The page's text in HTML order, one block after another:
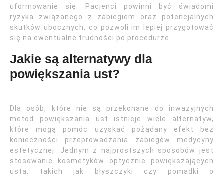
uformowanie się. Pacjenci powinni być świadomi
ryzyka związanego z zabiegiem oraz potencjalnych
skutków ubocznych, co pozwoli im lepiej przygotować
się na ewentualne trudności po procedurze.
Jakie są alternatywy dla
powiększania ust?
Dla osób, które nie są przekonane do inwazyjnych
metod powiększania ust istnieje wiele alternatyw,
które mogą pomóc uzyskać pożądany efekt bez
konieczności przeprowadzania zabiegów medycyny
estetycznej. Jednym z najprostszych sposobów jest
stosowanie kosmetyków optycznie powiększających
usta, takich jak błyszczyki czy pomadki o